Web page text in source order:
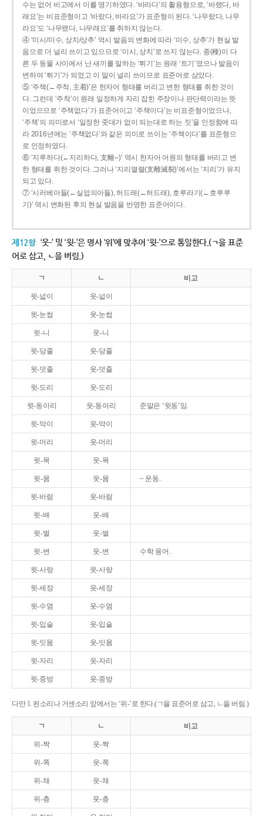
수는 없어 비고에서 이를 명기하였다. ‘바라다’의 활용형으로, ‘바랬다, 바
래요’는 비표준형이고 ‘바랐다, 바라요’가 표준형이 된다. ‘나무랐다, 나무
라요’도 ‘나무랬다, 나무래요’를 취하지 않는다.
④ ‘미시/미수, 상치/상추’ 역시 발음의 변화에 따라 ‘미수, 상추’가 현실 발
음으로 더 널리 쓰이고 있으므로 ‘미시, 상치’로 쓰지 않는다. 종(種)이 다
른 두 동물 사이에서 난 새끼를 말하는 ‘튀기’는 원래 ‘트기’였으나 발음이
변하여 ‘튀기’가 되었고 이 말이 널리 쓰이므로 표준어로 삼았다.
⑤ ‘주책(←주착, 主着)’은 한자어 형태를 버리고 변한 형태를 취한 것이
다. 그런데 ‘주착’이 원래 일정하게 자리 잡힌 주장이나 판단력이라는 뜻
이었으므로 ‘주책없다’가 표준어이고 ‘주책이다’는 비표준형이었으나,
‘주책’의 의미로서 ‘일정한 줏대가 없이 되는대로 하는 짓’을 인정함에 따
라 2016년에는 ‘주책없다’와 같은 의미로 쓰이는 ‘주책이다’를 표준형으
로 인정하였다.
⑥ ‘지루하다(←지리하다, 支離--)’ 역시 한자어 어원의 형태를 버리고 변
한 형태를 취한 것이다. 그러나 ‘지리멸렬(支離滅裂)’에서는 ‘지리’가 유지
되고 있다.
⑦ ‘시러베아들(←실업의아들), 허드레(←허드래), 호루라기(←호루루
기)’ 역시 변화된 후의 현실 발음을 반영한 표준어이다.
제12항 ‘웃-’ 및 ‘윗-’은 명사 ‘위’에 맞추어 ‘윗-’으로 통일한다.(ㄱ을 표준
어로 삼고, ㄴ을 버림.)
ㄱ ㄴ 비고
윗-넓이 웃-넓이
윗-눈썹 웃-눈썹
윗-니 웃-니
윗-당줄 웃-당줄
윗-덧줄 웃-덧줄
윗-도리 웃-도리
윗-동아리 웃-동아리 준말은 ‘윗동’임.
윗-막이 웃-막이
윗-머리 웃-머리
윗-목 웃-목
윗-몸 웃-몸 ~ 운동.
윗-바람 웃-바람
윗-배 웃-배
윗-벌 웃-벌
윗-변 웃-변 수학 용어.
윗-사랑 웃-사랑
윗-세장 웃-세장
윗-수염 웃-수염
윗-입술 웃-입술
윗-잇몸 웃-잇몸
윗-자리 웃-자리
윗-중방 웃-중방
다만 1. 된소리나 거센소리 앞에서는 ‘위-’로 한다.(ㄱ을 표준어로 삼고, ㄴ을 버림.)
ㄱ ㄴ 비고
위-짝 웃-짝
위-쪽 웃-쪽
위-채 웃-채
위-층 웃-층